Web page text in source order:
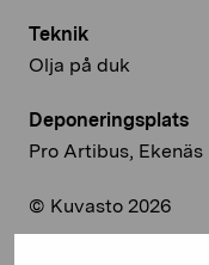
Teknik
Olja på duk
Deponeringsplats
Pro Artibus, Ekenäs
© Kuvasto 2026